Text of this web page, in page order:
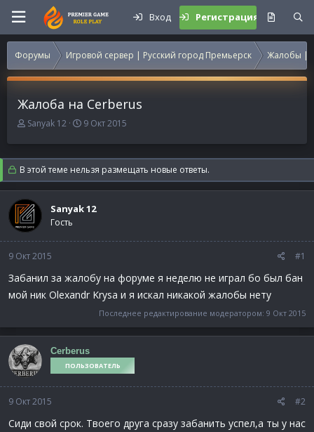
Вход Регистрация
Форумы Игровой сервер | Русский город Премьерск Жалобы |
Жалоба на Cerberus
А
т
о
р
т
е
м
ы
Sanyak 12
Д
т
а
н
а
а
9 Окт 2015
В этой теме нельзя размещать новые ответы.
Sanyak 12
Гость
9 Окт 2015 #1
Забанил за жалобу на форуме я неделю не играл бо был бан
мой ник Olexandr Krysa и я искал никакой жалобы нету
Последнее редактирование модератором: 9 Окт 2015
Cerberus
ПОЛЬЗОВАТЕЛЬ
9 Окт 2015 #2
Сиди свой срок. Твоего друга сразу забанить успел,а ты у нас